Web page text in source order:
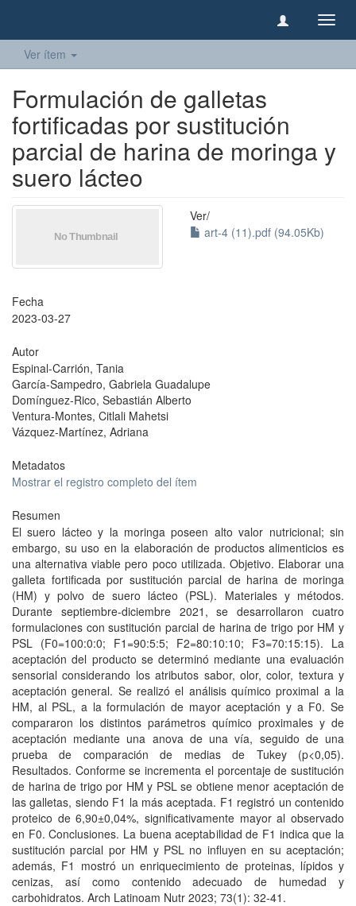
Ver ítem
Formulación de galletas
fortificadas por sustitución
parcial de harina de moringa y
suero lácteo
Ver/
art-4 (11).pdf (94.05Kb)
Fecha
2023-03-27
Autor
Espinal-Carrión, Tania
García-Sampedro, Gabriela Guadalupe
Domínguez-Rico, Sebastián Alberto
Ventura-Montes, Citlali Mahetsi
Vázquez-Martínez, Adriana
Metadatos
Mostrar el registro completo del ítem
Resumen
El suero lácteo y la moringa poseen alto valor nutricional; sin
embargo, su uso en la elaboración de productos alimenticios es
una alternativa viable pero poco utilizada. Objetivo. Elaborar una
galleta fortificada por sustitución parcial de harina de moringa
(HM) y polvo de suero lácteo (PSL). Materiales y métodos.
Durante septiembre-diciembre 2021, se desarrollaron cuatro
formulaciones con sustitución parcial de harina de trigo por HM y
PSL (F0=100:0:0; F1=90:5:5; F2=80:10:10; F3=70:15:15). La
aceptación del producto se determinó mediante una evaluación
sensorial considerando los atributos sabor, olor, color, textura y
aceptación general. Se realizó el análisis químico proximal a la
HM, al PSL, a la formulación de mayor aceptación y a F0. Se
compararon los distintos parámetros químico proximales y de
aceptación mediante una anova de una vía, seguido de una
prueba de comparación de medias de Tukey (p<0,05).
Resultados. Conforme se incrementa el porcentaje de sustitución
de harina de trigo por HM y PSL se obtiene menor aceptación de
las galletas, siendo F1 la más aceptada. F1 registró un contenido
proteico de 6,90±0,04%, significativamente mayor al observado
en F0. Conclusiones. La buena aceptabilidad de F1 indica que la
sustitución parcial por HM y PSL no influyen en su aceptación;
además, F1 mostró un enriquecimiento de proteinas, lípidos y
cenizas, así como contenido adecuado de humedad y
carbohidratos. Arch Latinoam Nutr 2023; 73(1): 32-41.